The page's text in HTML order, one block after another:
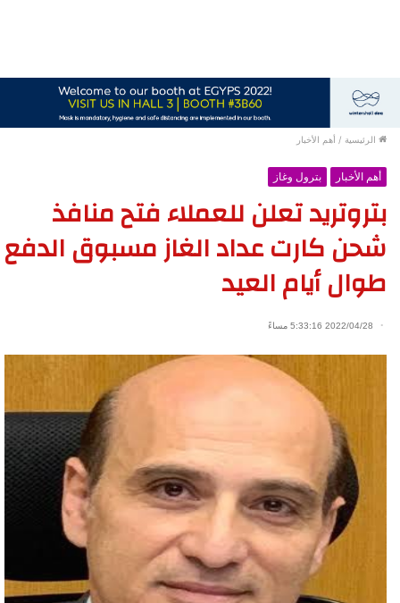
الرئيسية / أهم الأخبار
أهم الأخبار بترول وغاز
بتروتريد تعلن للعملاء فتح منافذ
شحن كارت عداد الغاز مسبوق الدفع
طوال أيام العيد
2022/04/28 5:33:16 مساءً